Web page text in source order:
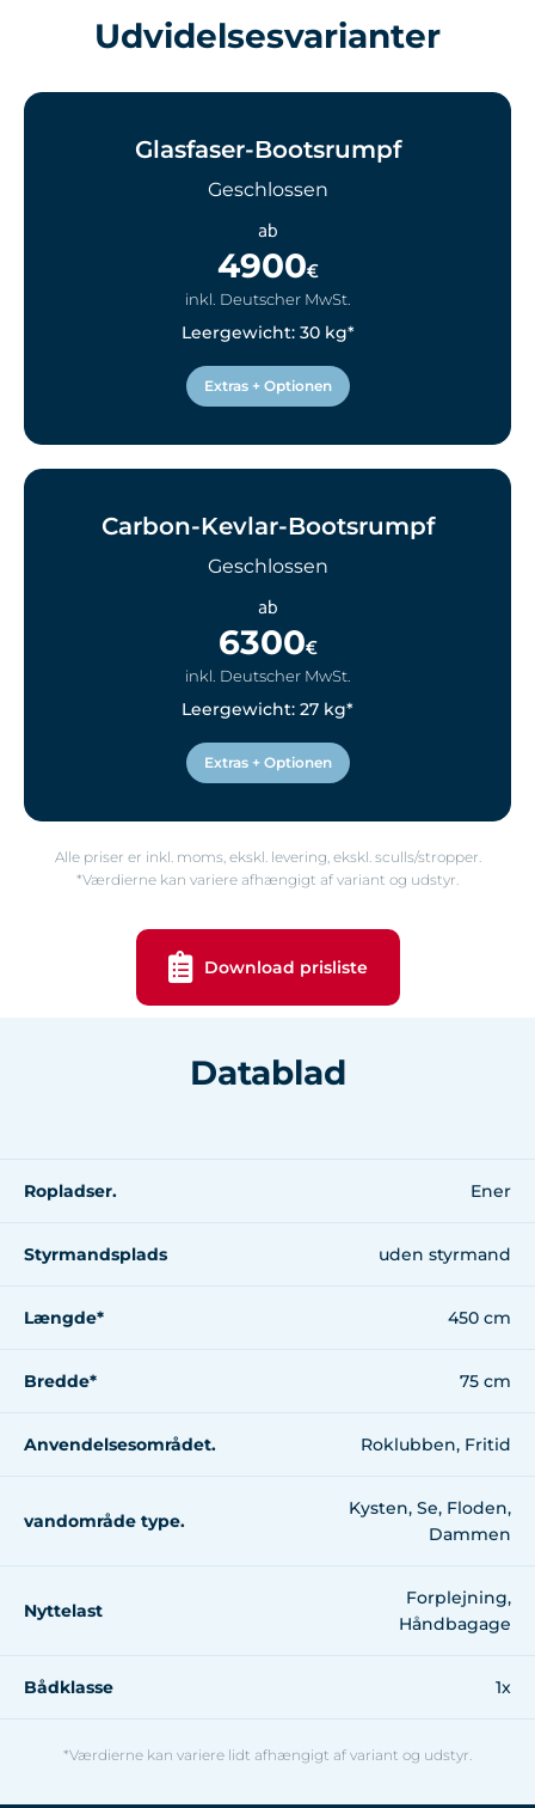
Udvidelsesvarianter
Glasfaser-Bootsrumpf
Geschlossen
ab
4900€
inkl. Deutscher MwSt.
Leergewicht: 30 kg*
Extras + Optionen
Carbon-Kevlar-Bootsrumpf
Geschlossen
ab
6300€
inkl. Deutscher MwSt.
Leergewicht: 27 kg*
Extras + Optionen
Alle priser er inkl. moms, ekskl. levering, ekskl. sculls/stropper.
*Værdierne kan variere afhængigt af variant og udstyr.
Download prisliste
Datablad
Ropladser. Ener
Styrmandsplads uden styrmand
Længde* 450 cm
Bredde* 75 cm
Anvendelsesområdet. Roklubben, Fritid
vandområde type.
Kysten, Se, Floden,
Dammen
Nyttelast
Forplejning,
Håndbagage
Bådklasse 1x
*Værdierne kan variere lidt afhængigt af variant og udstyr.